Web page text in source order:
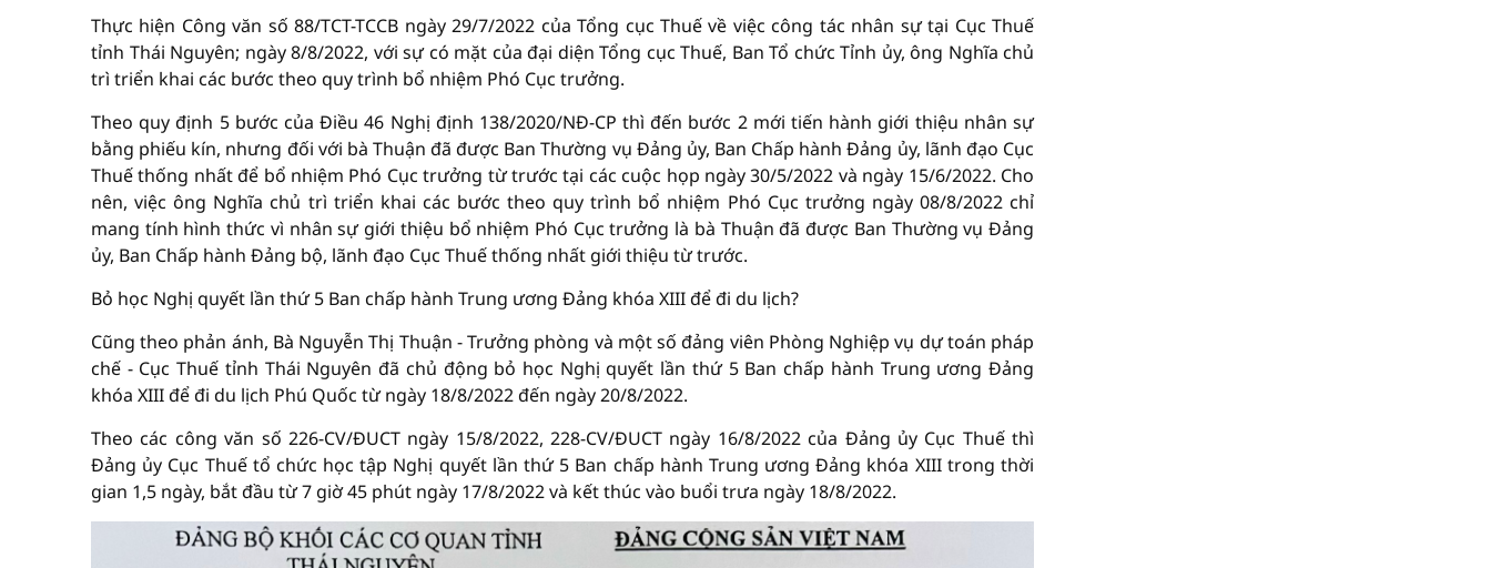
Thực hiện Công văn số 88/TCT-TCCB ngày 29/7/2022 của Tổng cục Thuế về việc công tác nhân sự tại Cục Thuế
tỉnh Thái Nguyên; ngày 8/8/2022, với sự có mặt của đại diện Tổng cục Thuế, Ban Tổ chức Tỉnh ủy, ông Nghĩa chủ
trì triển khai các bước theo quy trình bổ nhiệm Phó Cục trưởng.
Theo quy định 5 bước của Điều 46 Nghị định 138/2020/NĐ-CP thì đến bước 2 mới tiến hành giới thiệu nhân sự
bằng phiếu kín, nhưng đối với bà Thuận đã được Ban Thường vụ Đảng ủy, Ban Chấp hành Đảng ủy, lãnh đạo Cục
Thuế thống nhất để bổ nhiệm Phó Cục trưởng từ trước tại các cuộc họp ngày 30/5/2022 và ngày 15/6/2022. Cho
nên, việc ông Nghĩa chủ trì triển khai các bước theo quy trình bổ nhiệm Phó Cục trưởng ngày 08/8/2022 chỉ
mang tính hình thức vì nhân sự giới thiệu bổ nhiệm Phó Cục trưởng là bà Thuận đã được Ban Thường vụ Đảng
ủy, Ban Chấp hành Đảng bộ, lãnh đạo Cục Thuế thống nhất giới thiệu từ trước.
Bỏ học Nghị quyết lần thứ 5 Ban chấp hành Trung ương Đảng khóa XIII để đi du lịch?
Cũng theo phản ánh, Bà Nguyễn Thị Thuận - Trưởng phòng và một số đảng viên Phòng Nghiệp vụ dự toán pháp
chế - Cục Thuế tỉnh Thái Nguyên đã chủ động bỏ học Nghị quyết lần thứ 5 Ban chấp hành Trung ương Đảng
khóa XIII để đi du lịch Phú Quốc từ ngày 18/8/2022 đến ngày 20/8/2022.
Theo các công văn số 226-CV/ĐUCT ngày 15/8/2022, 228-CV/ĐUCT ngày 16/8/2022 của Đảng ủy Cục Thuế thì
Đảng ủy Cục Thuế tổ chức học tập Nghị quyết lần thứ 5 Ban chấp hành Trung ương Đảng khóa XIII trong thời
gian 1,5 ngày, bắt đầu từ 7 giờ 45 phút ngày 17/8/2022 và kết thúc vào buổi trưa ngày 18/8/2022.